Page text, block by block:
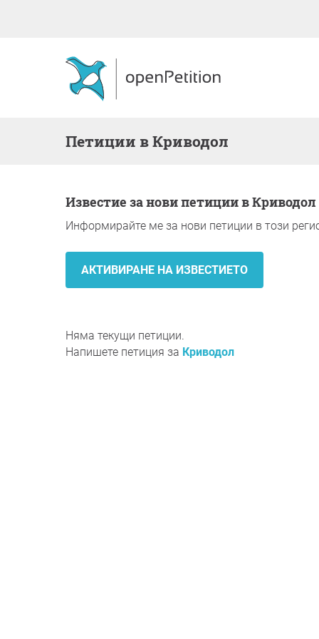
Петиции в Криводол
Известие за нови петиции в Криводол
Информирайте ме за нови петиции в този
Няма текущи петиции.
Напишете петиция за Криводол